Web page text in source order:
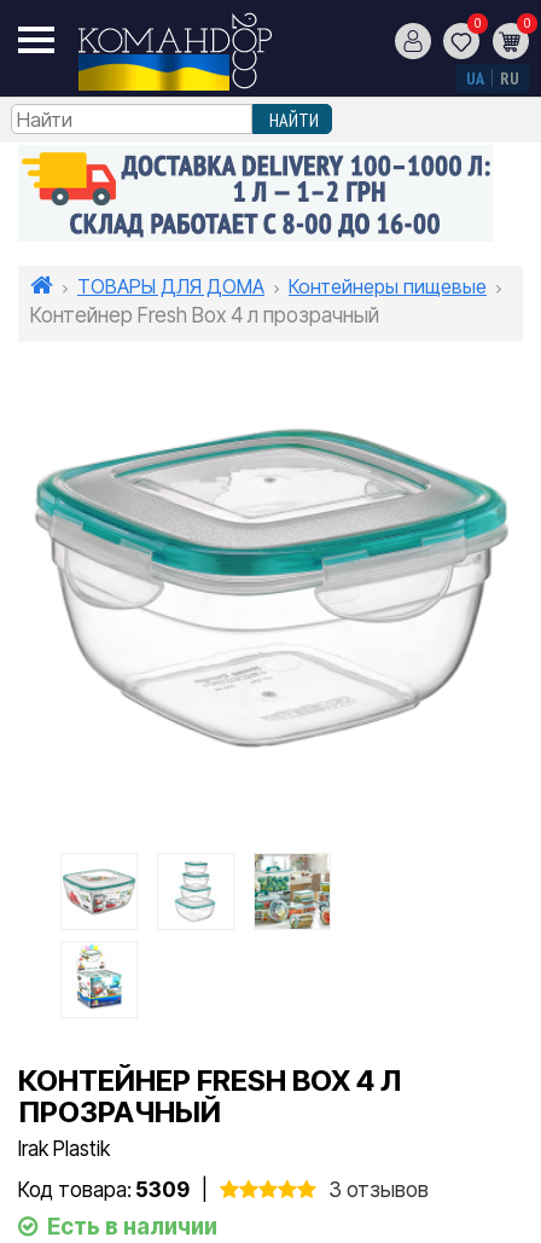
0 0
UA RU
ТОВАРЫ ДЛЯ ДОМА
Контейнеры пищевые
Контейнер Fresh Box 4 л прозрачный
КОНТЕЙНЕР FRESH BOX 4 Л
ПРОЗРАЧНЫЙ
Irak Plastik
Код товара: 5309 3 отзывов
Есть в наличии